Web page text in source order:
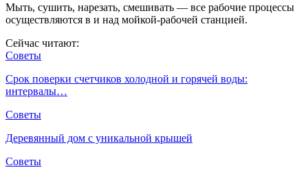
Мыть, сушить, нарезать, смешивать — все рабочие процессы
осуществляются в и над мойкой-рабочей станцией.
Сейчас читают:
Советы
Срок поверки счетчиков холодной и горячей воды:
интервалы…
Советы
Деревянный дом с уникальной крышей
Советы